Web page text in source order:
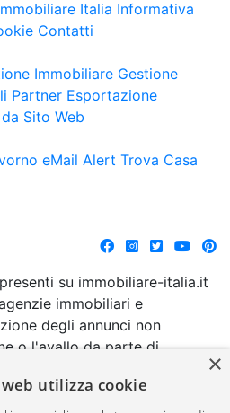
Italia Informativa
Contatti
Immobiliare Gestione
Partner Esportazione
Sito Web
eMail Alert Trova Casa
su immobiliare-italia.it
immobiliari e
degli annunci non
o l'avallo da parte di
immobiliare-italia.it
×
utilizza cookie